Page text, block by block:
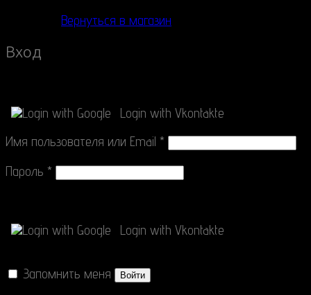
Вернуться в магазин
Вход
Login with Google
Login with Vkontakte
Имя пользователя или Email *
Пароль *
Login with Google
Login with Vkontakte
Запомнить меня Войти